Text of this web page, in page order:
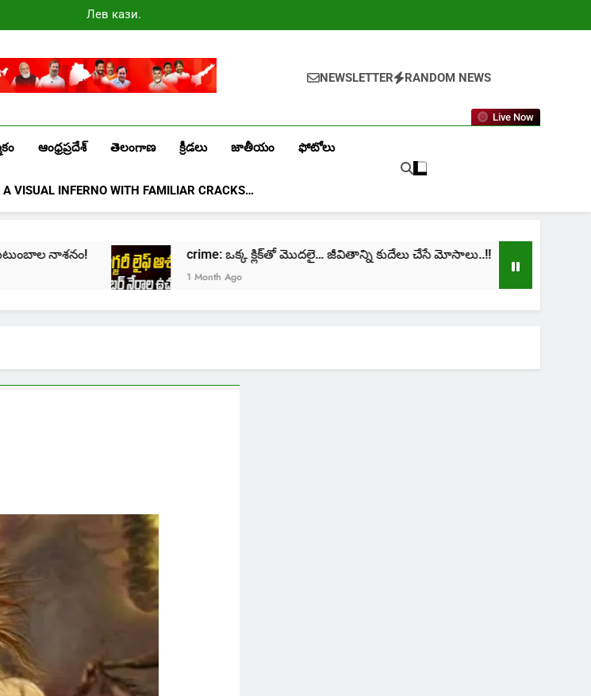
Лев казино
промокоды
NEWSLETTER RANDOM NEWS
Live Now
ఆంధ్రప్రదేశ్ తెలంగాణ క్రీడలు జాతీయం ఫోటోలు
VISUAL INFERNO WITH FAMILIAR CRACKS…
నాశనం! crime: ఒక్క క్లిక్‌తో మొదలై… జీవితాన్ని కుదేలు చేసే మోసాలు..!!
1 Month Ago